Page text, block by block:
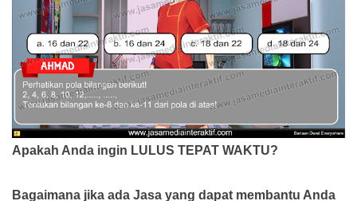
Apakah Anda ingin LULUS TEPAT WAKTU?
Bagaimana jika ada Jasa yang dapat membantu Anda